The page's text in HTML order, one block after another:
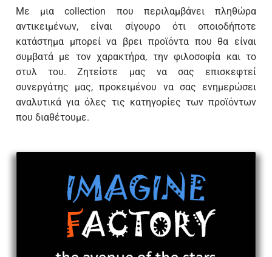
Με μια collection που περιλαμβάνει πληθώρα
αντικειμένων, είναι σίγουρο ότι οποιοδήποτε
κατάστημα μπορεί να βρει προϊόντα που θα είναι
συμβατά με τον χαρακτήρα, την φιλοσοφία και το
στυλ του. Ζητείστε μας να σας επισκεφτεί
συνεργάτης μας, προκειμένου να σας ενημερώσει
αναλυτικά για όλες τις κατηγορίες των προϊόντων
που διαθέτουμε.